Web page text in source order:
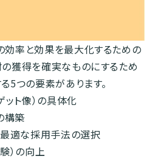
効率と効果を最大化するための
獲得を確実なものにするため
5つの要素があります。
ト像）の具体化
構築
適な採用手法の選択
）の向上